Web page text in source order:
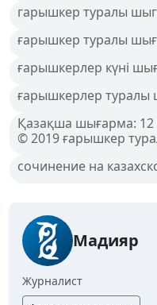
гарышкер туралы
ғарышкер туралы
ғарышкерлер күні
ғарышкерлер туралы
Қазақша шығарма: 12
© 2019 ғарышкер
сочинение на
Мадияр
Журналист